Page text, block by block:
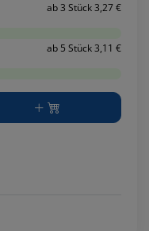
ab 3 Stück 3,27 €
ab 5 Stück 3,11 €